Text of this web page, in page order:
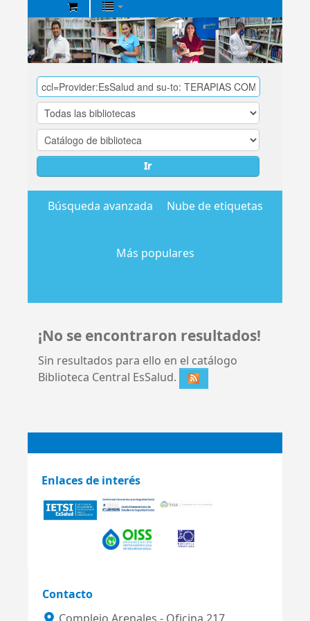
Biblioteca
Central
EsSalud
Ir
Búsqueda avanzada Nube de etiquetas
Más populares
¡No se encontraron resultados!
Sin resultados para ello en el catálogo
Biblioteca Central EsSalud.
Enlaces de interés
Contacto